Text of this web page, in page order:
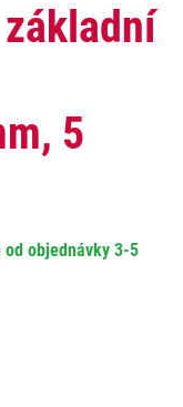
5
od objednávky 3-5